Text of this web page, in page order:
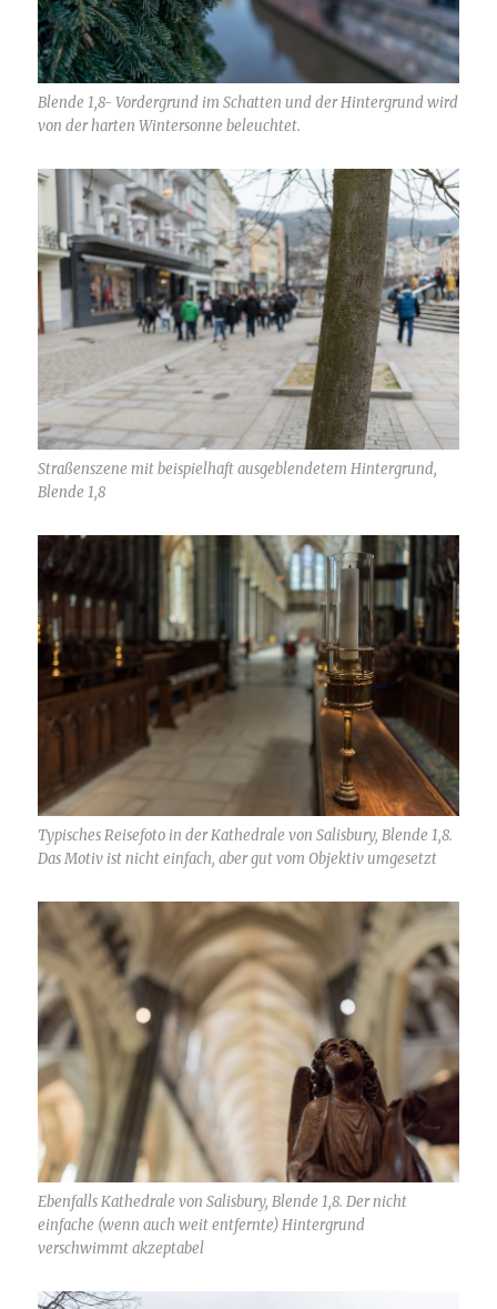
Blende 1,8- Vordergrund im Schatten und der Hintergrund wird
von der harten Wintersonne beleuchtet.
Straßenszene mit beispielhaft ausgeblendetem Hintergrund,
Blende 1,8
Typisches Reisefoto in der Kathedrale von Salisbury, Blende 1,8.
Das Motiv ist nicht einfach, aber gut vom Objektiv umgesetzt
Ebenfalls Kathedrale von Salisbury, Blende 1,8. Der nicht
einfache (wenn auch weit entfernte) Hintergrund
verschwimmt akzeptabel